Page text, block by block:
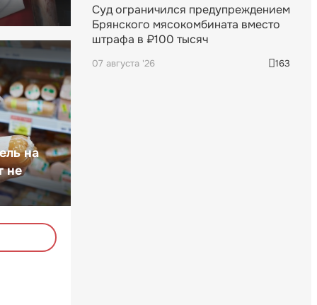
на
не
Суд ограничился предупреждением
Брянского мясокомбината вместо
штрафа в ₽100 тысяч
07 августа '26 163